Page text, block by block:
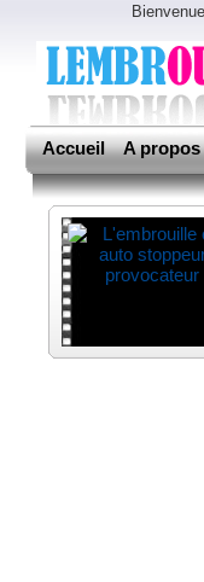
Accueil A propos